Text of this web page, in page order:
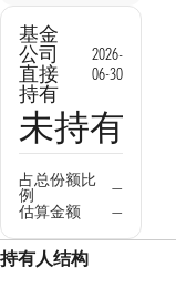
基金
公司
直接
持有
2026-
06-30
未持有
占总份额比
例
—
估算金额
—
持有人结构